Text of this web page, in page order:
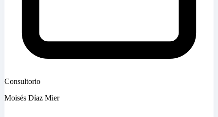
Consultorio
Moisés Díaz Mier